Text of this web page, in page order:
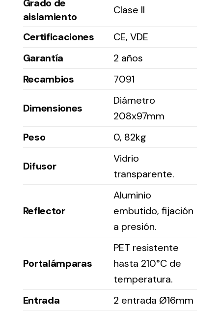
Grado de
aislamiento
Clase II
Certificaciones
CE, VDE
Garantía
2 años
Recambios
7091
Dimensiones
Diámetro
208x97mm
Peso
0, 82kg
Difusor
Vidrio
transparente.
Reflector
Aluminio
embutido, fijación
a presión.
Portalámparas
PET resistente
hasta 210°C de
temperatura.
Entrada
2 entrada Ø16mm